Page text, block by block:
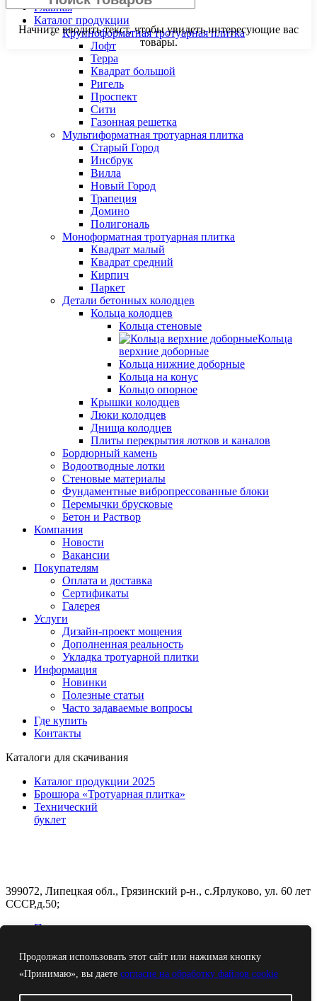
Продолжая использовать этот сайт или нажимая кнопку
«Принимаю», вы даете согласие на обработку файлов cookie
Начните вводить текст, чтобы увидеть интересующие вас
товары.
Главная
Каталог продукции
Крупноформатная тротуарная плитка
Лофт
Терра
Квадрат большой
Ригель
Проспект
Сити
Газонная решетка
Мультиформатная тротуарная плитка
Старый Город
Инсбрук
Вилла
Новый Город
Трапеция
Домино
Полигональ
Моноформатная тротуарная плитка
Квадрат малый
Квадрат средний
Кирпич
Паркет
Детали бетонных колодцев
Кольца колодцев
Кольца стеновые
Кольца
верхние доборные
Кольца нижние доборные
Кольца на конус
Кольцо опорное
Крышки колодцев
Люки колодцев
Днища колодцев
Плиты перекрытия лотков и каналов
Бордюрный камень
Водоотводные лотки
Стеновые материалы
Фундаментные вибропрессованные блоки
Перемычки брусковые
Бетон и Раствор
Компания
Новости
Вакансии
Покупателям
Оплата и доставка
Сертификаты
Галерея
Услуги
Дизайн-проект мощения
Дополненная реальность
Укладка тротуарной плитки
Информация
Новинки
Полезные статьи
Часто задаваемые вопросы
Где купить
Контакты
Каталоги для скачивания
Каталог продукции 2025
Брошюра «Тротуарная плитка»
Технический
буклет
399072, Липецкая обл., Грязинский р-н., с.Ярлуково, ул. 60 лет
СССР,д.50;
Построить маршрут